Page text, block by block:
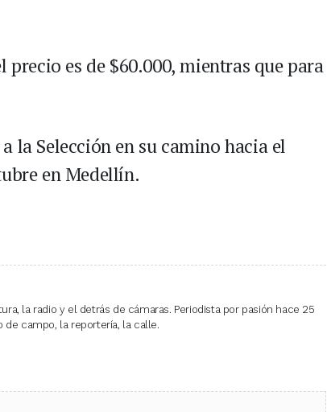
es de $60.000, mientras que para
la Selección en su camino hacia el
en Medellín.
la radio y el detrás de cámaras. Periodista por pasión hace 25
de campo, la reportería, la calle.